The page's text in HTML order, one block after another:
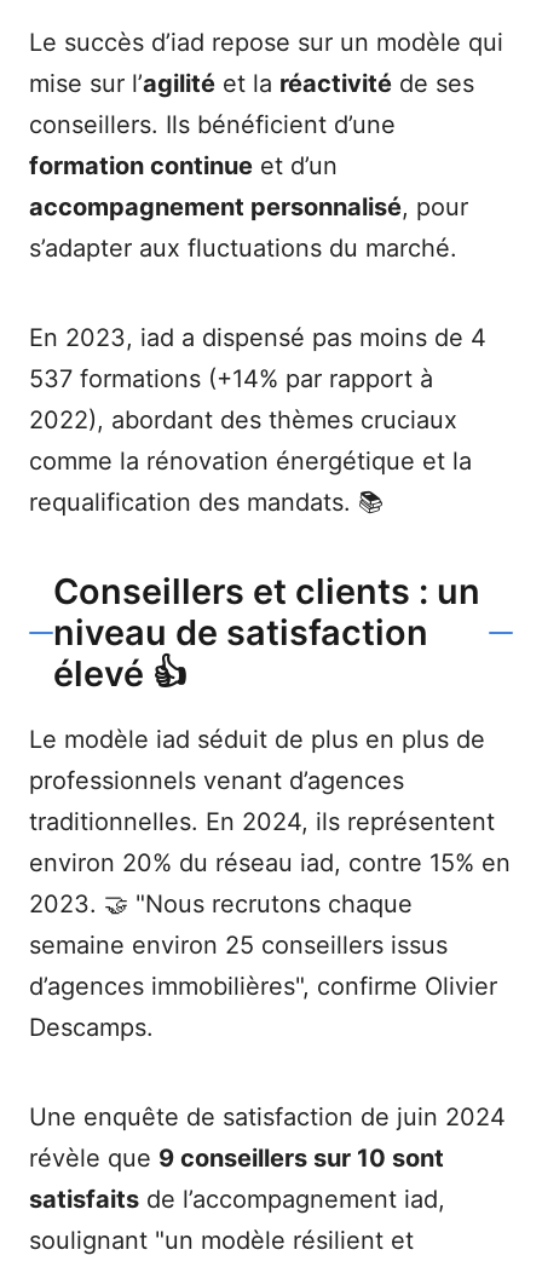
Le succès d’iad repose sur un modèle qui
mise sur l’agilité et la réactivité de ses
conseillers. Ils bénéficient d’une
formation continue et d’un
accompagnement personnalisé, pour
s’adapter aux fluctuations du marché.
En 2023, iad a dispensé pas moins de 4
537 formations (+14% par rapport à
2022), abordant des thèmes cruciaux
comme la rénovation énergétique et la
requalification des mandats. 📚
Conseillers et clients : un
niveau de satisfaction
élevé 👍
Le modèle iad séduit de plus en plus de
professionnels venant d’agences
traditionnelles. En 2024, ils représentent
environ 20% du réseau iad, contre 15% en
2023. 🤝 "Nous recrutons chaque
semaine environ 25 conseillers issus
d’agences immobilières", confirme Olivier
Descamps.
Une enquête de satisfaction de juin 2024
révèle que 9 conseillers sur 10 sont
satisfaits de l’accompagnement iad,
soulignant "un modèle résilient et